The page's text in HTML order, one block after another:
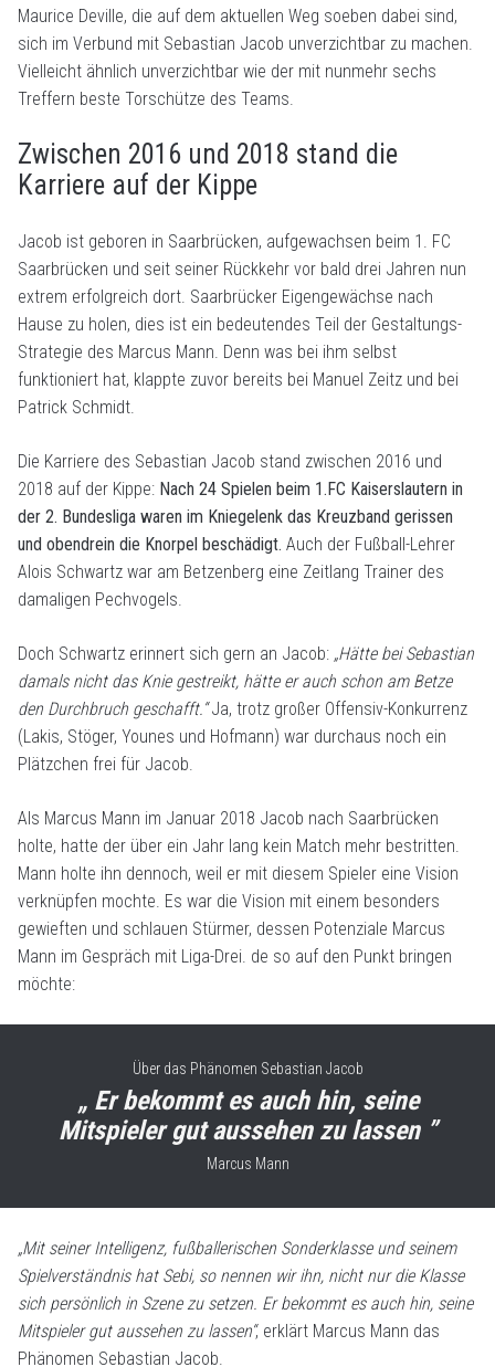
Maurice Deville, die auf dem aktuellen Weg soeben dabei sind,
sich im Verbund mit Sebastian Jacob unverzichtbar zu machen.
Vielleicht ähnlich unverzichtbar wie der mit nunmehr sechs
Treffern beste Torschütze des Teams.
Zwischen 2016 und 2018 stand die
Karriere auf der Kippe
Jacob ist geboren in Saarbrücken, aufgewachsen beim 1. FC
Saarbrücken und seit seiner Rückkehr vor bald drei Jahren nun
extrem erfolgreich dort. Saarbrücker Eigengewächse nach
Hause zu holen, dies ist ein bedeutendes Teil der Gestaltungs-
Strategie des Marcus Mann. Denn was bei ihm selbst
funktioniert hat, klappte zuvor bereits bei Manuel Zeitz und bei
Patrick Schmidt.
Die Karriere des Sebastian Jacob stand zwischen 2016 und
2018 auf der Kippe: Nach 24 Spielen beim 1.FC Kaiserslautern in
der 2. Bundesliga waren im Kniegelenk das Kreuzband gerissen
und obendrein die Knorpel beschädigt. Auch der Fußball-Lehrer
Alois Schwartz war am Betzenberg eine Zeitlang Trainer des
damaligen Pechvogels.
Doch Schwartz erinnert sich gern an Jacob: „Hätte bei Sebastian
damals nicht das Knie gestreikt, hätte er auch schon am Betze
den Durchbruch geschafft.“Ja, trotz großer Offensiv-Konkurrenz
(Lakis, Stöger, Younes und Hofmann) war durchaus noch ein
Plätzchen frei für Jacob.
Als Marcus Mann im Januar 2018 Jacob nach Saarbrücken
holte, hatte der über ein Jahr lang kein Match mehr bestritten.
Mann holte ihn dennoch, weil er mit diesem Spieler eine Vision
verknüpfen mochte. Es war die Vision mit einem besonders
gewieften und schlauen Stürmer, dessen Potenziale Marcus
Mann im Gespräch mit Liga-Drei. de so auf den Punkt bringen
möchte:
Über das Phänomen Sebastian Jacob
„ Er bekommt es auch hin, seine
Mitspieler gut aussehen zu lassen ”
Marcus Mann
„Mit seiner Intelligenz, fußballerischen Sonderklasse und seinem
Spielverständnis hat Sebi, so nennen wir ihn, nicht nur die Klasse
sich persönlich in Szene zu setzen. Er bekommt es auch hin, seine
Mitspieler gut aussehen zu lassen“, erklärt Marcus Mann das
Phänomen Sebastian Jacob.